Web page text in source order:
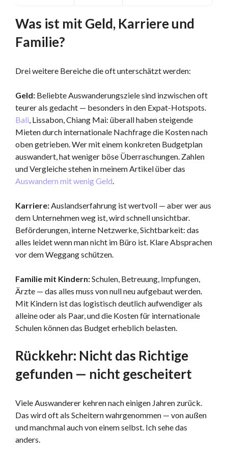
Was ist mit Geld, Karriere und
Familie?
Drei weitere Bereiche die oft unterschätzt werden:
Geld: Beliebte Auswanderungsziele sind inzwischen oft
teurer als gedacht — besonders in den Expat-Hotspots.
Bali , Lissabon, Chiang Mai: überall haben steigende
Mieten durch internationale Nachfrage die Kosten nach
oben getrieben. Wer mit einem konkreten Budgetplan
auswandert, hat weniger böse Überraschungen. Zahlen
und Vergleiche stehen in meinem Artikel über das
Auswandern mit wenig Geld
Karriere: Auslandserfahrung ist wertvoll — aber wer aus
dem Unternehmen weg ist, wird schnell unsichtbar.
Beförderungen, interne Netzwerke, Sichtbarkeit: das
alles leidet wenn man nicht im Büro ist. Klare Absprachen
vor dem Weggang schützen.
Familie mit Kindern:Schulen, Betreuung, Impfungen,
Ärzte — das alles muss von null neu aufgebaut werden.
Mit Kindern ist das logistisch deutlich aufwendiger als
alleine oder als Paar, und die Kosten für internationale
Schulen können das Budget erheblich belasten.
Rückkehr: Nicht das Richtige
gefunden — nicht gescheitert
Viele Auswanderer kehren nach einigen Jahren zurück.
Das wird oft als Scheitern wahrgenommen — von außen
und manchmal auch von einem selbst. Ich sehe das
anders.